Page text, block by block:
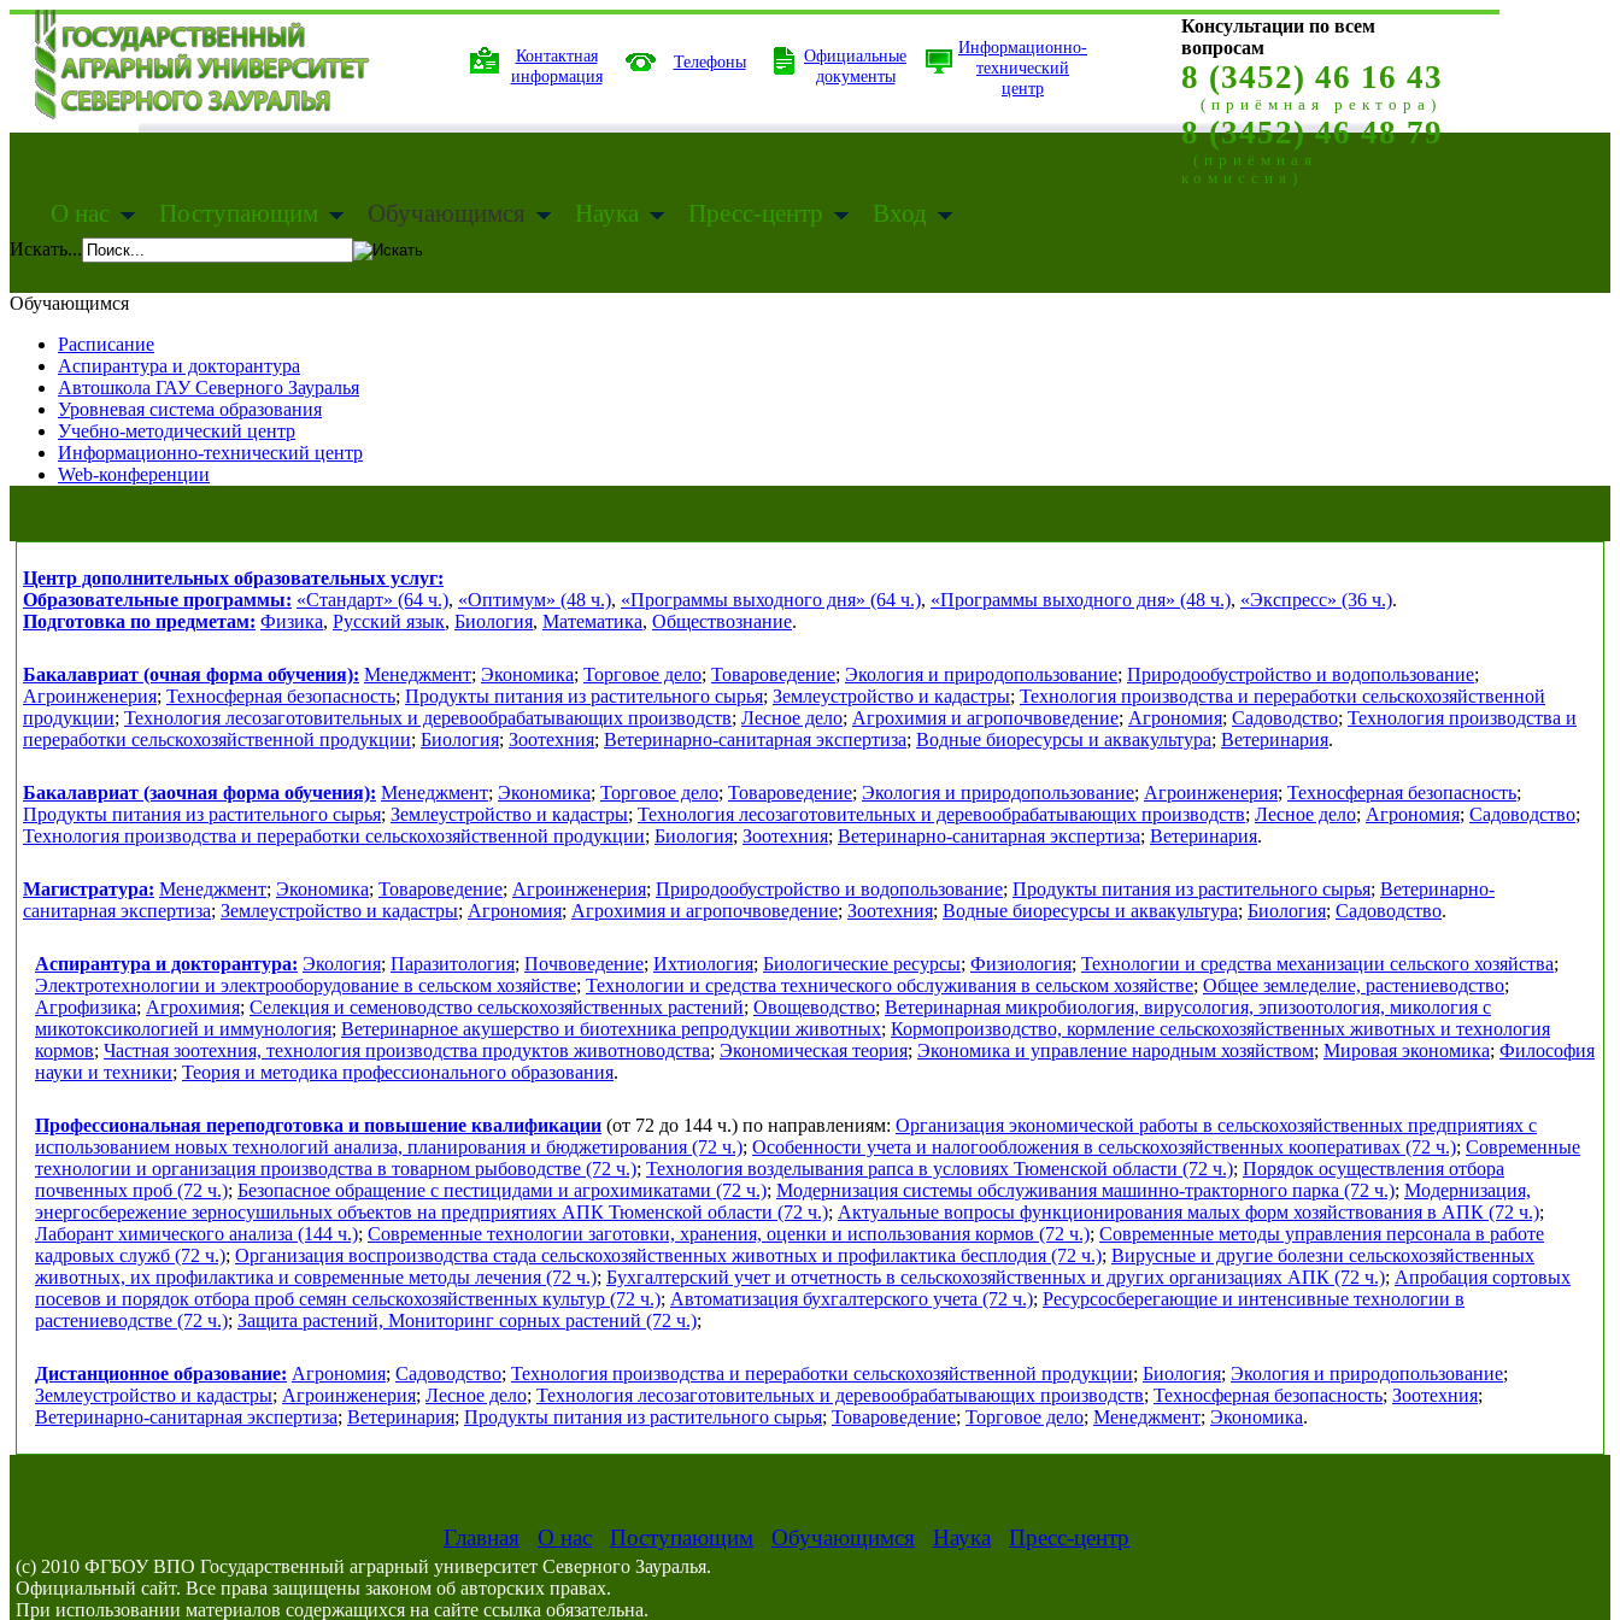
Контактная
информация
Телефоны
Официальные
документы
Информационно-
технический
центр
Консультации по всем
вопросам
8 (3452) 46 16 43
(приёмная ректора)
8 (3452) 46 48 79
(приёмная
комиссия)
О нас Поступающим Обучающимся Наука Пресс-центр Вход
Искать...
Обучающимся
Расписание
Аспирантура и докторантура
Автошкола ГАУ Северного Зауралья
Уровневая система образования
Учебно-методический центр
Информационно-технический центр
Web-конференции
Центр дополнительных образовательных услуг:
Образовательные программы: «Стандарт» (64 ч.), «Оптимум» (48 ч.), «Программы выходного дня» (64 ч.), «Программы выходного дня» (48 ч.), «Экспресс» (36 ч.).
Подготовка по предметам: Физика, Русский язык, Биология, Математика, Обществознание.
Бакалавриат (очная форма обучения): Менеджмент; Экономика; Торговое дело; Товароведение; Экология и природопользование; Природообустройство и водопользование;
Агроинженерия; Техносферная безопасность; Продукты питания из растительного сырья; Землеустройство и кадастры; Технология производства и переработки сельскохозяйственной
продукции; Технология лесозаготовительных и деревообрабатывающих производств; Лесное дело; Агрохимия и агропочвоведение; Агрономия; Садоводство; Технология производства и
переработки сельскохозяйственной продукции; Биология; Зоотехния; Ветеринарно-санитарная экспертиза; Водные биоресурсы и аквакультура; Ветеринария.
Бакалавриат (заочная форма обучения): Менеджмент; Экономика; Торговое дело; Товароведение; Экология и природопользование; Агроинженерия; Техносферная безопасность;
Продукты питания из растительного сырья; Землеустройство и кадастры; Технология лесозаготовительных и деревообрабатывающих производств; Лесное дело; Агрономия; Садоводство;
Технология производства и переработки сельскохозяйственной продукции; Биология; Зоотехния; Ветеринарно-санитарная экспертиза; Ветеринария.
Магистратура: Менеджмент; Экономика; Товароведение; Агроинженерия; Природообустройство и водопользование; Продукты питания из растительного сырья; Ветеринарно-
санитарная экспертиза; Землеустройство и кадастры; Агрономия; Агрохимия и агропочвоведение; Зоотехния; Водные биоресурсы и аквакультура; Биология; Садоводство.
Аспирантура и докторантура: Экология; Паразитология; Почвоведение; Ихтиология; Биологические ресурсы; Физиология; Технологии и средства механизации сельского хозяйства;
Электротехнологии и электрооборудование в сельском хозяйстве; Технологии и средства технического обслуживания в сельском хозяйстве; Общее земледелие, растениеводство;
Агрофизика; Агрохимия; Селекция и семеноводство сельскохозяйственных растений; Овощеводство; Ветеринарная микробиология, вирусология, эпизоотология, микология с
микотоксикологией и иммунология; Ветеринарное акушерство и биотехника репродукции животных; Кормопроизводство, кормление сельскохозяйственных животных и технология
кормов; Частная зоотехния, технология производства продуктов животноводства; Экономическая теория; Экономика и управление народным хозяйством; Мировая экономика; Философия
науки и техники; Теория и методика профессионального образования.
Профессиональная переподготовка и повышение квалификации (от 72 до 144 ч.) по направлениям: Организация экономической работы в сельскохозяйственных предприятиях с
использованием новых технологий анализа, планирования и бюджетирования (72 ч.); Особенности учета и налогообложения в сельскохозяйственных кооперативах (72 ч.); Современные
технологии и организация производства в товарном рыбоводстве (72 ч.); Технология возделывания рапса в условиях Тюменской области (72 ч.); Порядок осуществления отбора
почвенных проб (72 ч.); Безопасное обращение с пестицидами и агрохимикатами (72 ч.); Модернизация системы обслуживания машинно-тракторного парка (72 ч.); Модернизация,
энергосбережение зерносушильных объектов на предприятиях АПК Тюменской области (72 ч.); Актуальные вопросы функционирования малых форм хозяйствования в АПК (72 ч.);
Лаборант химического анализа (144 ч.); Современные технологии заготовки, хранения, оценки и использования кормов (72 ч.); Современные методы управления персонала в работе
кадровых служб (72 ч.); Организация воспроизводства стада сельскохозяйственных животных и профилактика бесплодия (72 ч.); Вирусные и другие болезни сельскохозяйственных
животных, их профилактика и современные методы лечения (72 ч.); Бухгалтерский учет и отчетность в сельскохозяйственных и других организациях АПК (72 ч.); Апробация сортовых
посевов и порядок отбора проб семян сельскохозяйственных культур (72 ч.); Автоматизация бухгалтерского учета (72 ч.); Ресурсосберегающие и интенсивные технологии в
растениеводстве (72 ч.); Защита растений, Мониторинг сорных растений (72 ч.);
Дистанционное образование: Агрономия; Садоводство; Технология производства и переработки сельскохозяйственной продукции; Биология; Экология и природопользование;
Землеустройство и кадастры; Агроинженерия; Лесное дело; Технология лесозаготовительных и деревообрабатывающих производств; Техносферная безопасность; Зоотехния;
Ветеринарно-санитарная экспертиза; Ветеринария; Продукты питания из растительного сырья; Товароведение; Торговое дело; Менеджмент; Экономика.
Главная О нас Поступающим Обучающимся Наука Пресс-центр
(c) 2010 ФГБОУ ВПО Государственный аграрный университет Северного Зауралья.
Официальный сайт. Все права защищены законом об авторских правах.
При использовании материалов содержащихся на сайте ссылка обязательна.